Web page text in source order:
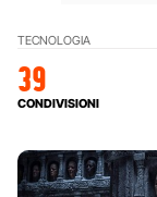
TECNOLOGIA
39
CONDIVISIONI